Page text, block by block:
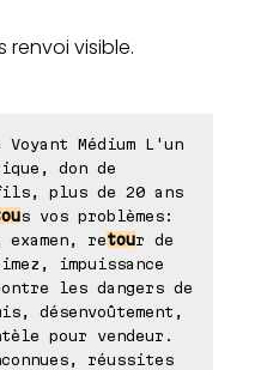
renvoi visible.
Voyant Médium L'un
don de
plus de 20 ans
s vos problèmes:
examen, retour de
impuissance
les dangers de
désenvoûtement,
pour vendeur.
réussites